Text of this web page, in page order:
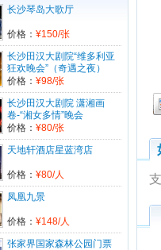
预订的【泰豪享】长沙直飞
7日游（芭提雅进出）2张已
请打印电子票前往。订单编
。
预订的【柬埔寨】大小吴
巴肯山、女皇宫、崩密列、
国家博物馆双飞5日6日游1
认。请打印电子票前往。订
。
预订的长沙生态动物园门票
确认。请打印电子票前往。
201703****631。
预订的【长沙包机直飞】长
日游3张已经回传确认。请打
。订单编号为：201701****
长沙琴岛大歌厅
价格： ¥150/张
长沙田汉大剧院“维多利亚
狂欢晚会”（奇遇之夜）
价格： ¥98/张
长沙田汉大剧院 潇湘画
卷-“湘女多情”晚会
价格： ¥80/张
天地轩酒店星蓝湾店
价格： ¥80/人
凤凰九景
价格： ¥148/人
张家界国家森林公园门票